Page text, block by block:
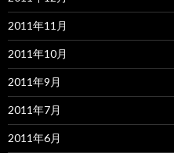
2011年11月
2011年10月
2011年9月
2011年7月
2011年6月